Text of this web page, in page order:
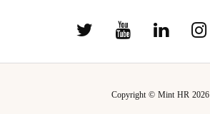
Copyright © Mint HR 2026